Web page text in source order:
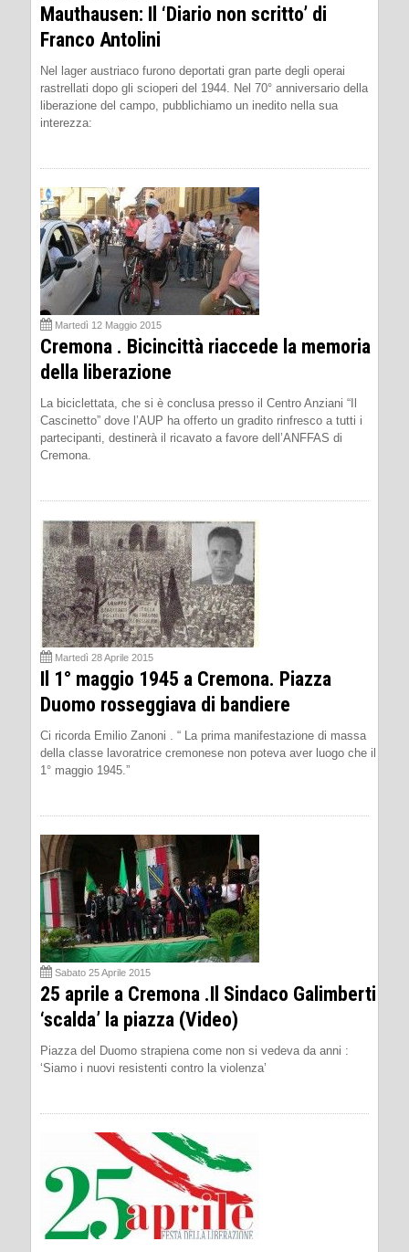
Mauthausen: Il ‘Diario non scritto’ di
Franco Antolini
Nel lager austriaco furono deportati gran parte degli operai
rastrellati dopo gli scioperi del 1944. Nel 70° anniversario della
liberazione del campo, pubblichiamo un inedito nella sua
interezza:
Martedì 12 Maggio 2015
Cremona . Bicincittà riaccede la memoria
della liberazione
La biciclettata, che si è conclusa presso il Centro Anziani “Il
Cascinetto” dove l’AUP ha offerto un gradito rinfresco a tutti i
partecipanti, destinerà il ricavato a favore dell’ANFFAS di
Cremona.
Martedì 28 Aprile 2015
Il 1° maggio 1945 a Cremona. Piazza
Duomo rosseggiava di bandiere
Ci ricorda Emilio Zanoni . “ La prima manifestazione di massa
della classe lavoratrice cremonese non poteva aver luogo che il
1° maggio 1945.”
Sabato 25 Aprile 2015
25 aprile a Cremona .Il Sindaco Galimberti
‘scalda’ la piazza (Video)
Piazza del Duomo strapiena come non si vedeva da anni :
‘Siamo i nuovi resistenti contro la violenza’